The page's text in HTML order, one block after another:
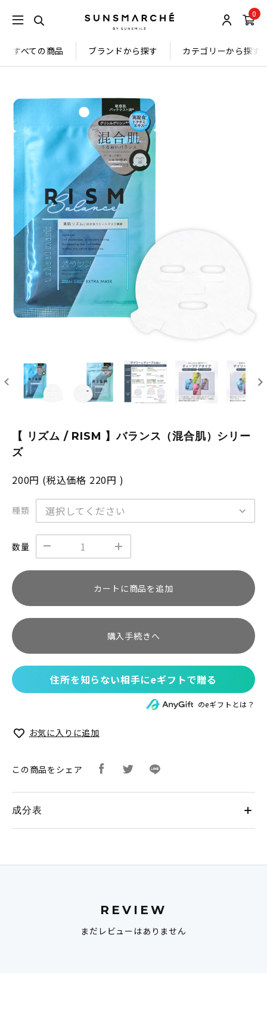
0
すべての商品 ブランドから探す カテゴリーから探す
【 リズム / RISM 】バランス（混合肌）シリー
ズ
200円 (税込価格 220円 )
種類
数量
カートに商品を追加
購入手続きへ
住所を知らない相手にeギフトで贈る
のeギフトとは？
お気に入りに追加
この商品をシェア
成分表
REVIEW
まだレビューはありません